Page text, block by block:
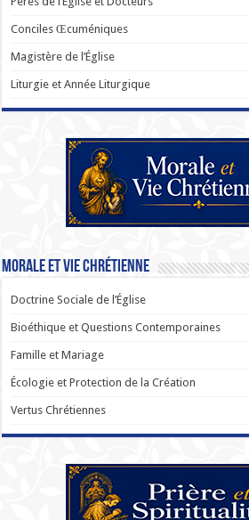
Conciles Œcuméniques
Magistère de l’Église
Liturgie et Année Liturgique
Morale et Vie Chrétienne
Doctrine Sociale de l’Église
Bioéthique et Questions Contemporaines
Famille et Mariage
Écologie et Protection de la Création
Vertus Chrétiennes